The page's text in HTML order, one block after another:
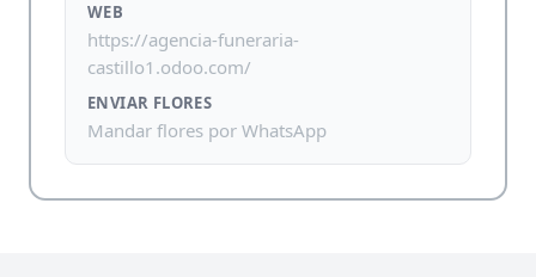
WEB
https://agencia-funeraria-
castillo1.odoo.com/
ENVIAR FLORES
Mandar flores por WhatsApp